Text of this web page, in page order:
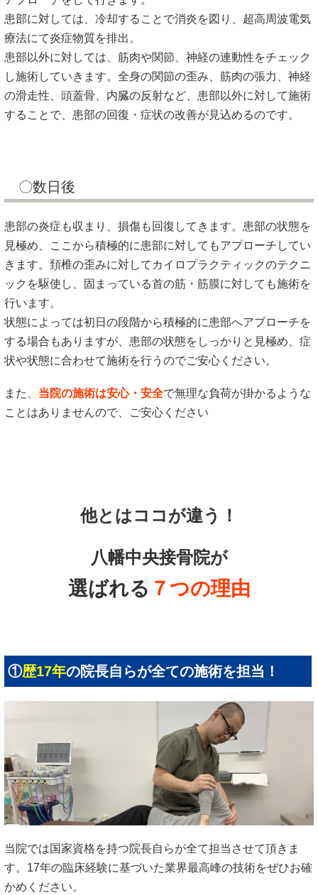
患部に対しては、冷却することで消炎を図り、超高周波電気
療法にて炎症物質を排出。
患部以外に対しては、筋肉や関節、神経の連動性をチェック
し施術していきます。全身の関節の歪み、筋肉の張力、神経
の滑走性、頭蓋骨、内臓の反射など、患部以外に対して施術
することで、患部の回復・症状の改善が見込めるのです。
〇数日後
患部の炎症も収まり、損傷も回復してきます。患部の状態を
見極め、ここから積極的に患部に対してもアプローチしてい
きます。頚椎の歪みに対してカイロプラクティックのテクニ
ックを駆使し、固まっている首の筋・筋膜に対しても施術を
行います。
状態によっては初日の段階から積極的に患部へアプローチを
する場合もありますが、患部の状態をしっかりと見極め、症
状や状態に合わせて施術を行うのでご安心ください。
また、 当院の施術は安心・安全で無理な負荷が掛かるような
ことはありませんので、ご安心ください
他とはココが違う！
八幡中央接骨院が
選ばれる ７つの理由
①歴17年の院長自らが全ての施術を担当！
当院では国家資格を持つ院長自らが全て担当させて頂きま
す。17年の臨床経験に基づいた業界最高峰の技術をぜひお確
かめください。